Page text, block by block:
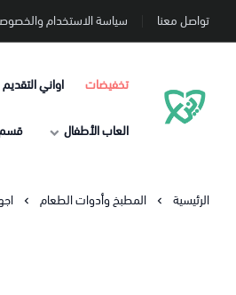
تواصل معنا سياسة الاستخدام
دنيا الاسعار
تخفيضات اواني التقديم
العاب الأطفال قسم
الرئيسية المطبخ وأدوات الطعام